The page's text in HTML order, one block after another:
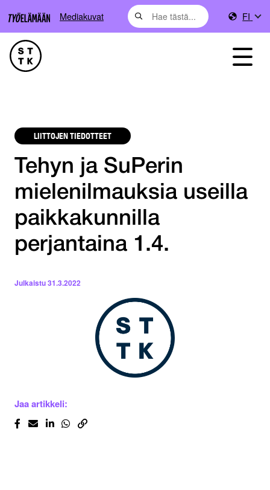
Mediakuvat FI
LIITTOJEN TIEDOTTEET
Tehyn ja SuPerin
mielenilmauksia useilla
paikkakunnilla
perjantaina 1.4.
Julkaistu31.3.2022
Jaa artikkeli: